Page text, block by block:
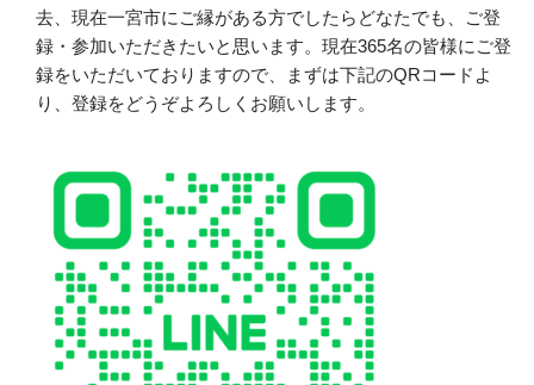
去、現在一宮市にご縁がある方でしたらどなたでも、ご登
録・参加いただきたいと思います。現在365名の皆様にご登
録をいただいておりますので、まずは下記のQRコードよ
り、登録をどうぞよろしくお願いします。